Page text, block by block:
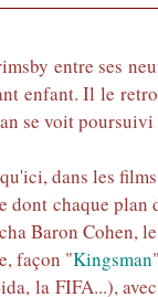
entre ses
enfant. Il le
se voit
dans les
chaque
Baron Cohen,
façon "Kingsman
la FIFA...),